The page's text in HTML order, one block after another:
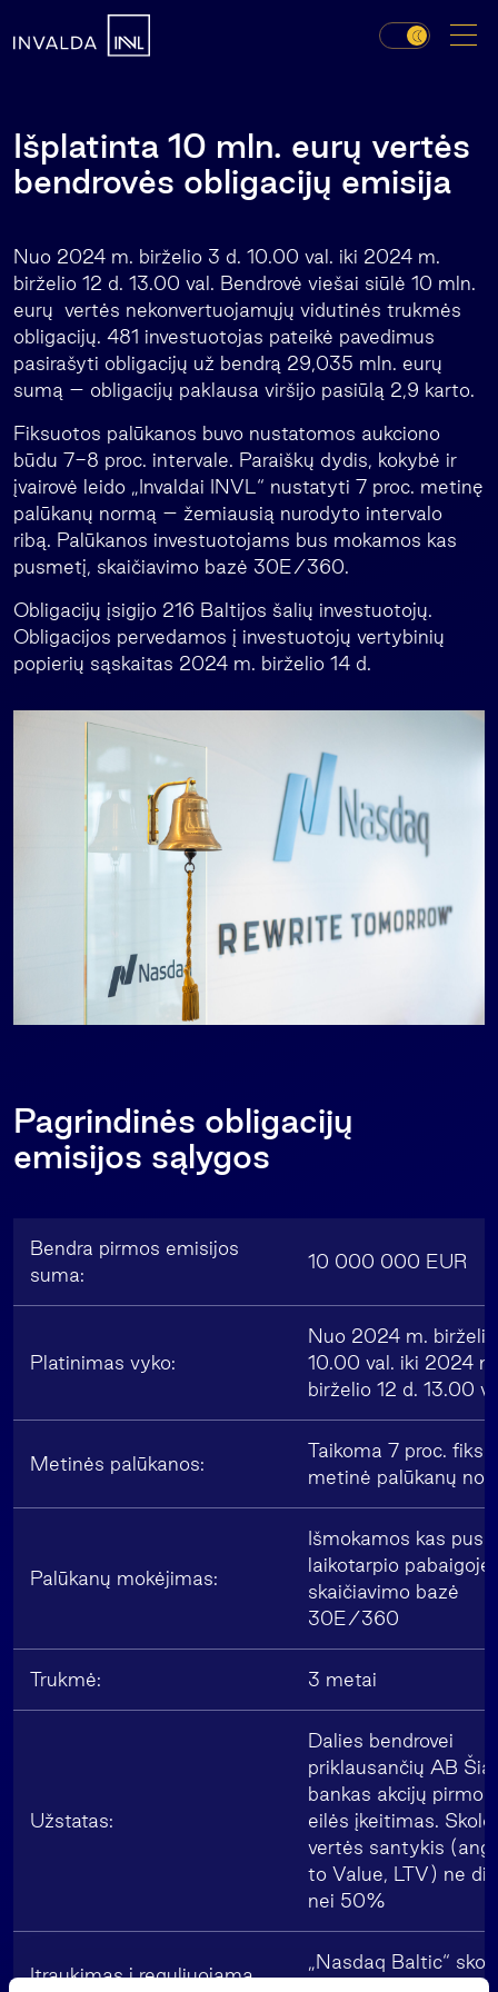
Išplatinta 10 mln. eurų vertės
bendrovės obligacijų emisija
Nuo 2024 m. birželio 3 d. 10.00 val. iki 2024 m.
birželio 12 d. 13.00 val. Bendrovė viešai siūlė 10 mln.
eurų vertės nekonvertuojamųjų vidutinės trukmės
obligacijų. 481 investuotojas pateikė pavedimus
pasirašyti obligacijų už bendrą 29,035 mln. eurų
sumą – obligacijų paklausa viršijo pasiūlą 2,9 karto.
Fiksuotos palūkanos buvo nustatomos aukciono
būdu 7-8 proc. intervale. Paraiškų dydis, kokybė ir
įvairovė leido „Invaldai INVL“ nustatyti 7 proc. metinę
palūkanų normą – žemiausią nurodyto intervalo
ribą. Palūkanos investuotojams bus mokamos kas
pusmetį, skaičiavimo bazė 30E/360.
Obligacijų įsigijo 216 Baltijos šalių investuotojų.
Obligacijos pervedamos į investuotojų vertybinių
popierių sąskaitas 2024 m. birželio 14 d.
Pagrindinės obligacijų
emisijos sąlygos
Bendra pirmos emisijos
suma:
10 000 000 EUR
Platinimas vyko:
Nuo 2024 m.
10.00 val. iki 2024
birželio 12 d. 13.00
Metinės palūkanos:
Taikoma 7 proc.
metinė palūkanų
Palūkanų mokėjimas:
Išmokamos kas
laikotarpio pabaigoje,
skaičiavimo bazė
30E/360
Trukmė: 3 metai
Užstatas:
Dalies bendrovei
priklausančių AB
bankas akcijų
eilės įkeitimas.
vertės santykis
to Value, LTV) ne
nei 50%
Įtraukimas į reguliuojamą
„Nasdaq Baltic“